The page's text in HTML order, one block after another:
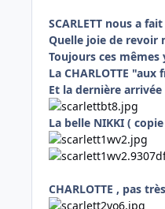
SCARLETT nous a
Quelle joie de revoir
Toujours ces
La CHARLOTTE
Et la dernière arrivée
La belle NIKKI (
CHARLOTTE , pas